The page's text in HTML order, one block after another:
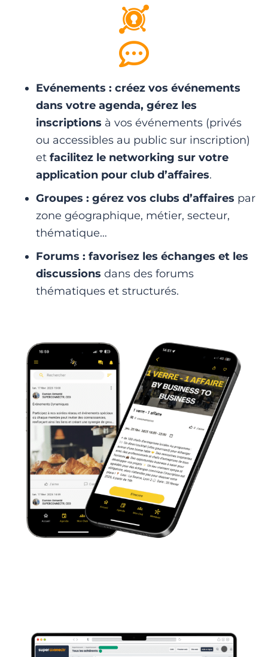
Evénements : créez vos événements
dans votre agenda, gérez les
inscriptions à vos événements (privés
ou accessibles au public sur inscription)
et facilitez le networking sur votre
application pour club d’affaires.
Groupes : gérez vos clubs d’affaires par
zone géographique, métier, secteur,
thématique…
Forums : favorisez les échanges et les
discussions dans des forums
thématiques et structurés.